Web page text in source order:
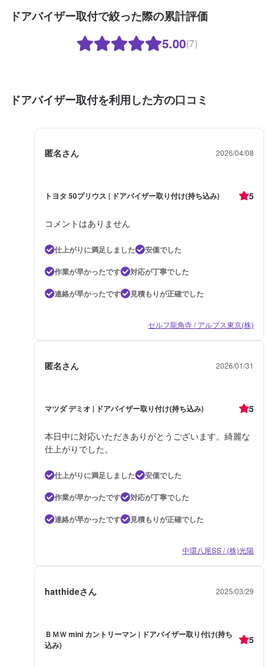
ドアバイザー取付で絞った際の累計評価
5.00(7)
ドアバイザー取付を利用した方の口コミ
匿名さん 2026/04/08
トヨタ 50プリウス | ドアバイザー取り付け(持ち込み) 5
コメントはありません
仕上がりに満足しました
安価でした
作業が早かったです
対応が丁寧でした
連絡が早かったです
見積もりが正確でした
セルフ龍角寺 / アルプス東京(株)
匿名さん 2026/01/31
マツダ デミオ | ドアバイザー取り付け(持ち込み) 5
本日中に対応いただきありがとうございます。綺麗な
仕上がりでした。
仕上がりに満足しました
安価でした
作業が早かったです
対応が丁寧でした
連絡が早かったです
見積もりが正確でした
中環八尾SS / (株)光陽
hatthideさん 2025/03/29
ＢＭＷ mini カントリーマン | ドアバイザー取り付け(持ち
込み)
5